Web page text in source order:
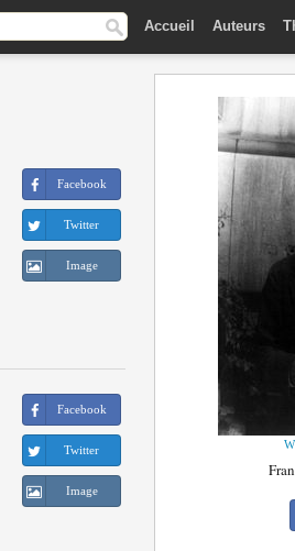
Accueil Auteurs
Facebook
Twitter
Image
Facebook
Twitter
Image